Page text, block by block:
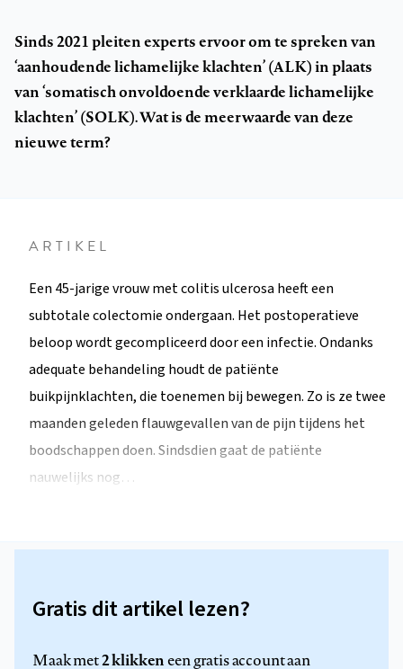
Sinds 2021 pleiten experts ervoor om te spreken van
‘aanhoudende lichamelijke klachten’ (ALK) in plaats
van ‘somatisch onvoldoende verklaarde lichamelijke
klachten’ (SOLK). Wat is de meerwaarde van deze
nieuwe term?
ARTIKEL
Een 45-jarige vrouw met colitis ulcerosa heeft een
subtotale colectomie ondergaan. Het postoperatieve
beloop wordt gecompliceerd door een infectie. Ondanks
adequate behandeling houdt de patiënte
buikpijnklachten, die toenemen bij bewegen. Zo is ze twee
maanden geleden flauwgevallen van de pijn tijdens het
boodschappen doen. Sindsdien gaat de patiënte
nauwelijks nog…
Gratis dit artikel lezen?
Maak met2 klikken een gratis account aan